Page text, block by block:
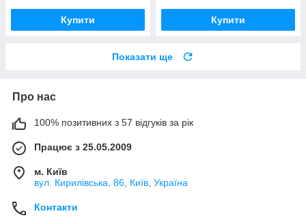
Купити Купити
Показати ще
Про нас
100% позитивних з 57 відгуків за рік
Працює з 25.05.2009
м. Київ
вул. Кирилівська, 86, Київ, Україна
Контакти